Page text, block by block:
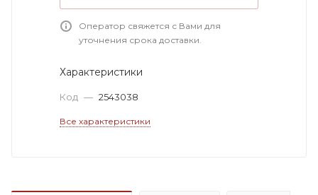
Оператор свяжется с Вами для
уточнения срока доставки.
Характеристики
Код — 2543038
Все характеристики